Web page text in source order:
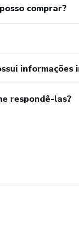
comprar?
informações
respondê-las?